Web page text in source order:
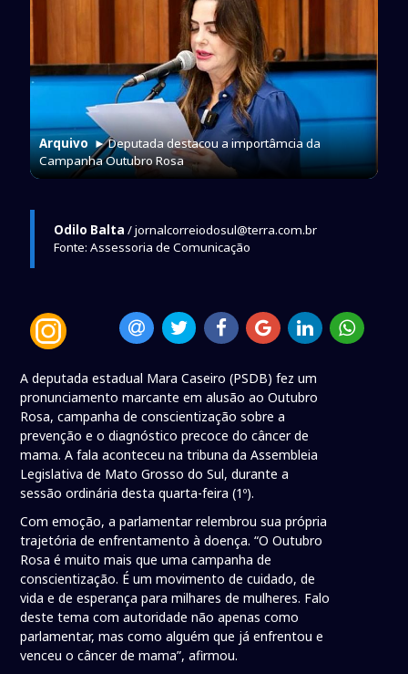
Arquivo► Deputada destacou a importâmcia da
Campanha Outubro Rosa
Odilo Balta / jornalcorreiodosul@terra.com.br
Fonte: Assessoria de Comunicação
A deputada estadual Mara Caseiro (PSDB) fez um
pronunciamento marcante em alusão ao Outubro
Rosa, campanha de conscientização sobre a
prevenção e o diagnóstico precoce do câncer de
mama. A fala aconteceu na tribuna da Assembleia
Legislativa de Mato Grosso do Sul, durante a
sessão ordinária desta quarta-feira (1º).
Com emoção, a parlamentar relembrou sua própria
trajetória de enfrentamento à doença. “O Outubro
Rosa é muito mais que uma campanha de
conscientização. É um movimento de cuidado, de
vida e de esperança para milhares de mulheres. Falo
deste tema com autoridade não apenas como
parlamentar, mas como alguém que já enfrentou e
venceu o câncer de mama”, afirmou.